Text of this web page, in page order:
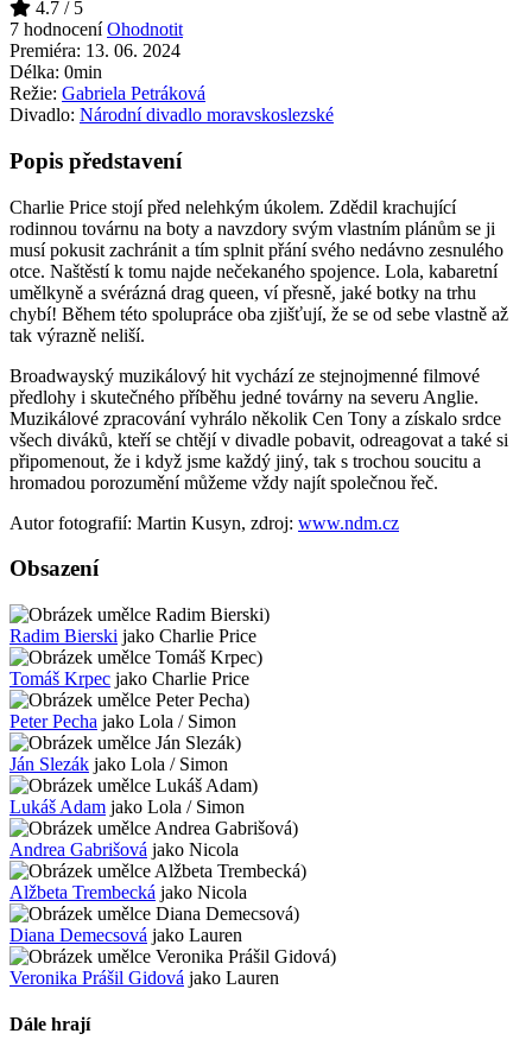
4.7 / 5
7 hodnoceníOhodnotit
Premiéra: 13. 06. 2024
Délka: 0min
Režie: Gabriela Petráková
Divadlo: Národní divadlo moravskoslezské
Popis představení
Charlie Price stojí před nelehkým úkolem. Zdědil krachující
rodinnou továrnu na boty a navzdory svým vlastním plánům se ji
musí pokusit zachránit a tím splnit přání svého nedávno zesnulého
otce. Naštěstí k tomu najde nečekaného spojence. Lola, kabaretní
umělkyně a svérázná drag queen, ví přesně, jaké botky na trhu
chybí! Během této spolupráce oba zjišťují, že se od sebe vlastně až
tak výrazně neliší.
Broadwayský muzikálový hit vychází ze stejnojmenné filmové
předlohy i skutečného příběhu jedné továrny na severu Anglie.
Muzikálové zpracování vyhrálo několik Cen Tony a získalo srdce
všech diváků, kteří se chtějí v divadle pobavit, odreagovat a také si
připomenout, že i když jsme každý jiný, tak s trochou soucitu a
hromadou porozumění můžeme vždy najít společnou řeč.
Autor fotografií: Martin Kusyn, zdroj: www.ndm.cz
Obsazení
)
Radim Bierski jako Charlie Price
)
Tomáš Krpec jako Charlie Price
)
Peter Pecha jako Lola / Simon
)
Ján Slezák jako Lola / Simon
)
Lukáš Adam jako Lola / Simon
)
Andrea Gabrišová jako Nicola
)
Alžbeta Trembecká jako Nicola
)
Diana Demecsová jako Lauren
)
Veronika Prášil Gidová jako Lauren
Dále hrají